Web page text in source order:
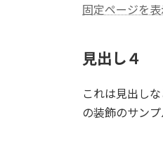
固定ページを表
見出し４
これは見出し
の装飾のサン